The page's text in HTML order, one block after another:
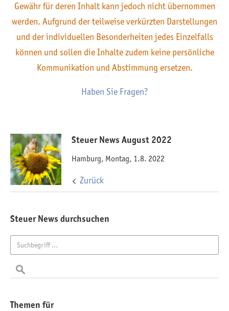
Gewähr für deren Inhalt kann jedoch nicht übernommen
werden. Aufgrund der teilweise verkürzten Darstellungen
und der individuellen Besonderheiten jedes Einzelfalls
können und sollen die Inhalte zudem keine persönliche
Kommunikation und Abstimmung ersetzen.
Haben Sie Fragen?
Steuer News August 2022
Hamburg, Montag, 1.8. 2022
Zurück
Steuer News durchsuchen
Themen für